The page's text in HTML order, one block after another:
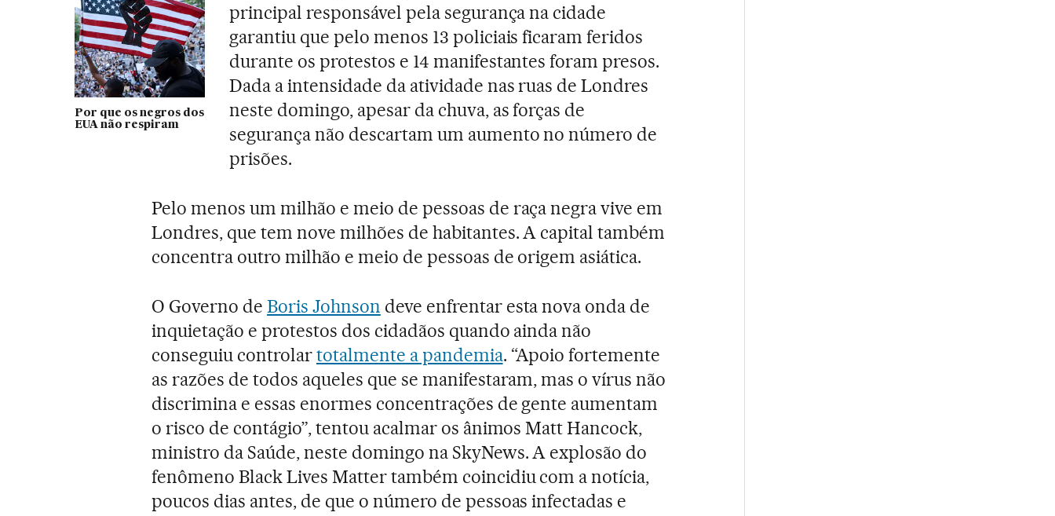
Por que os negros dos
EUA não respiram
principal responsável pela segurança na cidade
garantiu que pelo menos 13 policiais ficaram feridos
durante os protestos e 14 manifestantes foram presos.
Dada a intensidade da atividade nas ruas de Londres
neste domingo, apesar da chuva, as forças de
segurança não descartam um aumento no número de
prisões.
Pelo menos um milhão e meio de pessoas de raça negra vive em
Londres, que tem nove milhões de habitantes. A capital também
concentra outro milhão e meio de pessoas de origem asiática.
O Governo deBoris Johnson deve enfrentar esta nova onda de
inquietação e protestos dos cidadãos quando ainda não
conseguiu controlartotalmente a pandemia. “Apoio fortemente
as razões de todos aqueles que se manifestaram, mas o vírus não
discrimina e essas enormes concentrações de gente aumentam
o risco de contágio”, tentou acalmar os ânimos Matt Hancock,
ministro da Saúde, neste domingo na SkyNews. A explosão do
fenômeno Black Lives Matter também coincidiu com a notícia,
poucos dias antes, de que o número de pessoas infectadas e